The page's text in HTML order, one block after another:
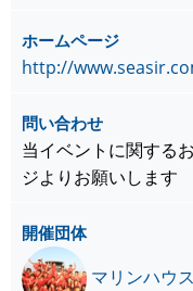
ホームページ
http://
問い合わせ
当イベントに関する
ジよりお願いします
開催団体
マリンハウ